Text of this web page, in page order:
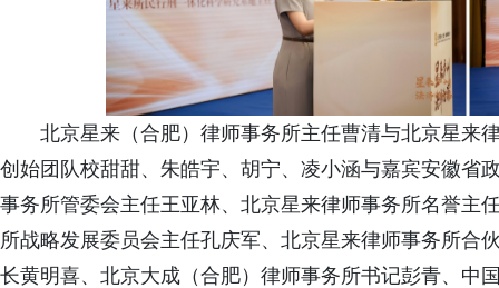
北京星来（合肥）律师事务所主任曹清与北京星来
创始团队校甜甜、朱皓宇、胡宁、凌小涵与嘉宾安徽省
事务所管委会主任王亚林、北京星来律师事务所名誉主
所战略发展委员会主任孔庆军、北京星来律师事务所合
长黄明喜、北京大成（合肥）律师事务所书记彭青、中